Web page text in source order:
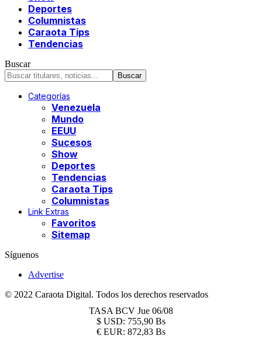
Deportes
Columnistas
Caraota Tips
Tendencias
Buscar
Categorías
Venezuela
Mundo
EEUU
Sucesos
Show
Deportes
Tendencias
Caraota Tips
Columnistas
Link Extras
Favoritos
Sitemap
Síguenos
Advertise
© 2022 Caraota Digital. Todos los derechos reservados
TASA BCV Jue 06/08
$ USD: 755,90 Bs
€ EUR: 872,83 Bs